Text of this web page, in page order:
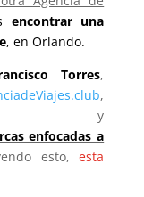
encontrar una
, en Orlando.
Torres,
,
y
enfocadas a
esto, esta